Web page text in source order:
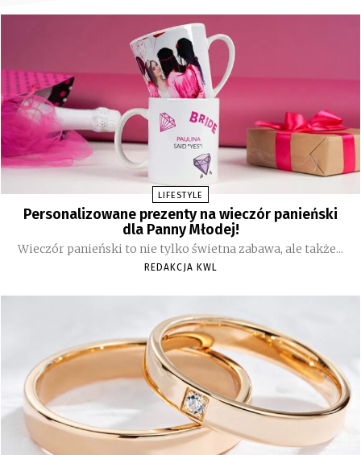
LIFESTYLE
Personalizowane prezenty na wieczór panieński
dla Panny Młodej!
Wieczór panieński to nie tylko świetna zabawa, ale także...
REDAKCJA KWL